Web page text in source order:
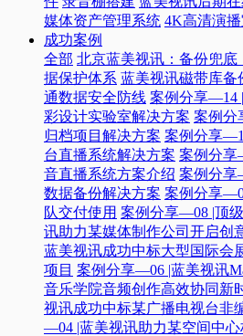
媒体资产管理系统 4K高清演播
成功案例
全部 北京蓝美视讯：备份兜
据保护体系 蓝美视讯磁带库备
通数据安全防线 案例分享—14
彩设计实验室解决方案 案例分
归档项目解决方案 案例分享
台直播系统解决方案 案例分享
音直播系统方案介绍 案例分享
数据备份解决方案 案例分享
队交付使用 案例分享—08 |顶
讯助力某媒体制作公司开启创
蓝美视讯成功中标大型国际会
项目 案例分享—06 |蓝美视讯
音乐学院音频创作高效协同新
视讯成功中标某广播电视台非
—04 |蓝美视讯助力某空间中